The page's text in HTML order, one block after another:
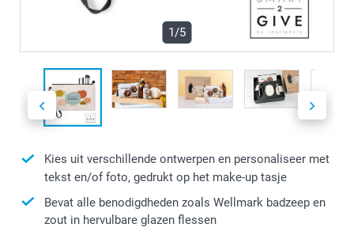
1/5
Kies uit verschillende ontwerpen en personaliseer met
tekst en/of foto, gedrukt op het make-up tasje
Bevat alle benodigdheden zoals Wellmark badzeep en
zout in hervulbare glazen flessen